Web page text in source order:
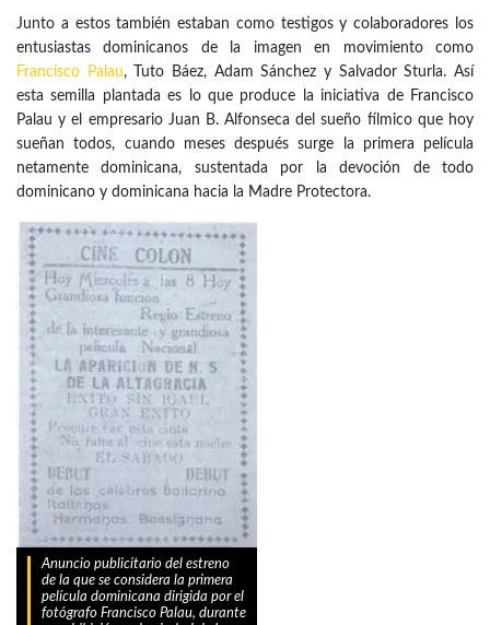
Junto a estos también estaban como testigos y colaboradores los
entusiastas dominicanos de la imagen en movimiento como
Francisco Palau, Tuto Báez, Adam Sánchez y Salvador Sturla. Así
esta semilla plantada es lo que produce la iniciativa de Francisco
Palau y el empresario Juan B. Alfonseca del sueño fílmico que hoy
sueñan todos, cuando meses después surge la primera película
netamente dominicana, sustentada por la devoción de todo
dominicano y dominicana hacia la Madre Protectora.
Anuncio publicitario del estreno
de la que se considera la primera
película dominicana dirigida por el
fotógrafo Francisco Palau, durante